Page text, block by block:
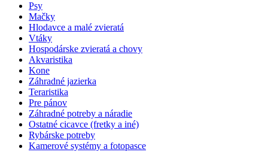
Psy
Mačky
Hlodavce a malé zvieratá
Vtáky
Hospodárske zvieratá a chovy
Akvaristika
Kone
Záhradné jazierka
Teraristika
Pre pánov
Záhradné potreby a náradie
Ostatné cicavce (fretky a iné)
Rybárske potreby
Kamerové systémy a fotopasce